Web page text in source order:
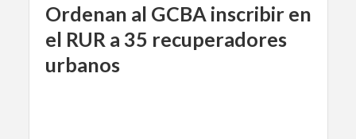
Ordenan al GCBA inscribir en
el RUR a 35 recuperadores
urbanos